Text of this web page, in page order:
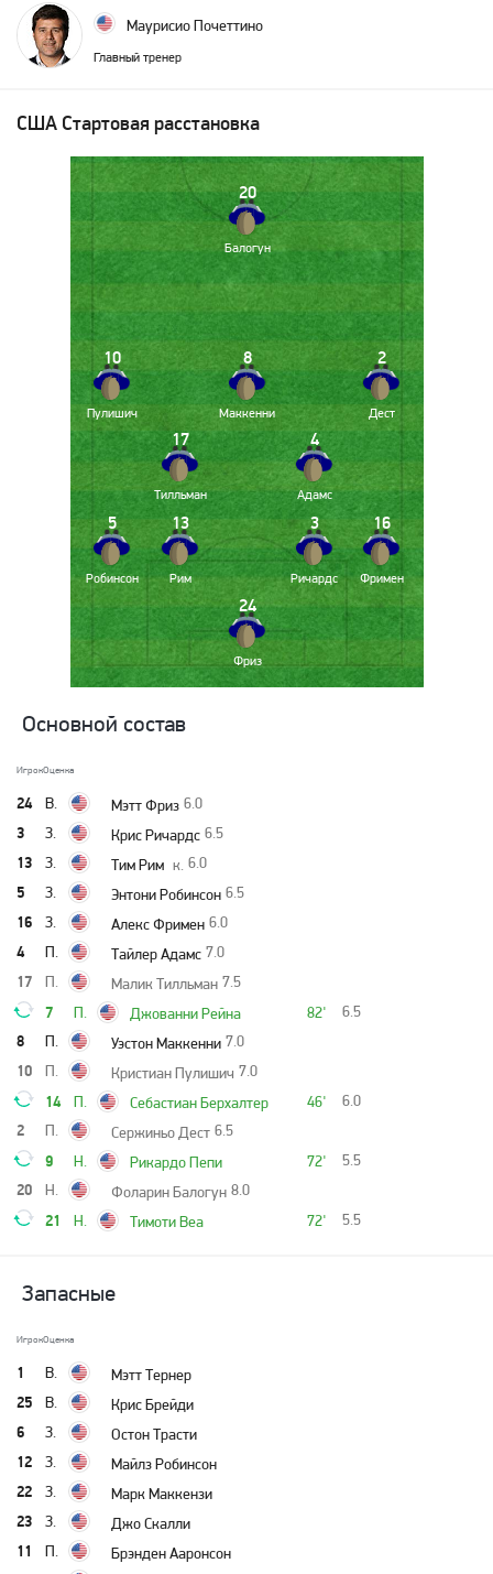
Маурисио Почеттино
Главный тренер
США Стартовая расстановка
24
Фриз
3
Ричардс
13
Рим
5
Робинсон
16
Фримен
4
Адамс
17
Тилльман
8
Маккенни
10
Пулишич
2
Дест
20
Балогун
Основной состав
ИгрокОценка
24 В. Мэтт Фриз 6.0
3 З. Крис Ричардс 6.5
13 З. Тим Рим к. 6.0
5 З. Энтони Робинсон 6.5
16 З. Алекс Фримен 6.0
4 П. Тайлер Адамс 7.0
17 П. Малик Тилльман 7.5
7 П. 82'
Джованни Рейна 6.5
8 П. Уэстон Маккенни 7.0
10 П. Кристиан Пулишич 7.0
14 П. 46'
Себастиан Берхалтер 6.0
2 П. Сержиньо Дест 6.5
9 Н. 72'
Рикардо Пепи 5.5
20 Н. Фоларин Балогун 8.0
21 Н. 72'
Тимоти Веа 5.5
Запасные
ИгрокОценка
1 В. Мэтт Тернер
25 В. Крис Брейди
6 З. Остон Трасти
12 З. Майлз Робинсон
22 З. Марк Маккензи
23 З. Джо Скалли
11 П. Брэнден Ааронсон